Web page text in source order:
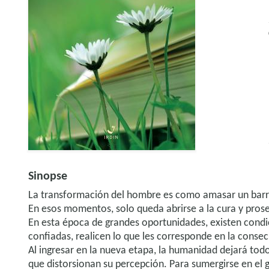
Sinopse
La transformación del hombre es como amasar un
En esos momentos, solo queda abrirse a la cura y
En esta época de grandes oportunidades, existen
confiadas, realicen lo que les corresponde en la
Al ingresar en la nueva etapa, la humanidad dejará
que distorsionan su percepción. Para sumergirse en